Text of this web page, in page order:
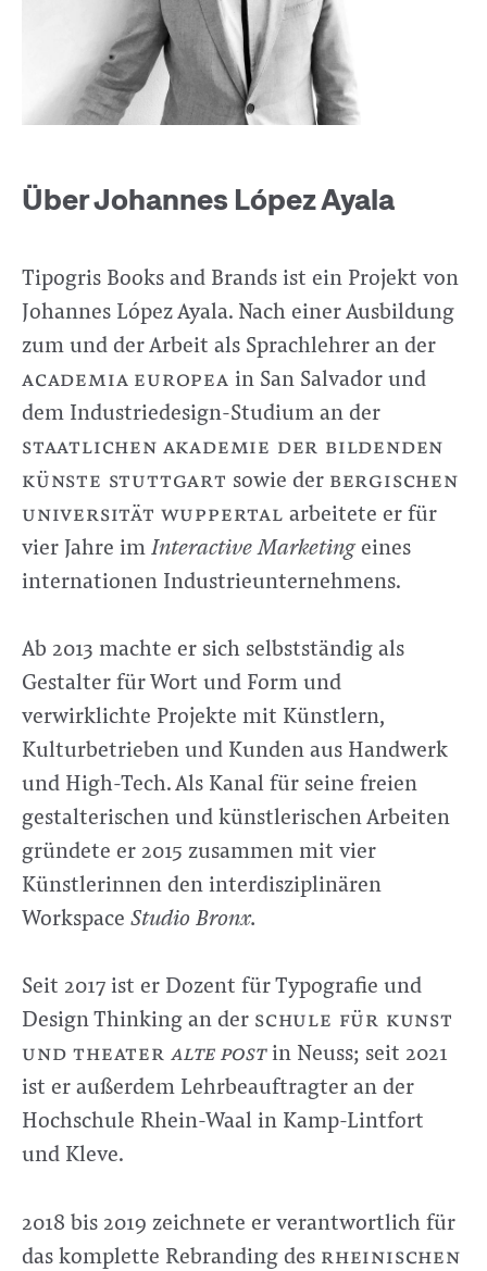
Über Johannes López Ayala
Tipogris Books and Brands ist ein Projekt von
Johannes López Ayala. Nach einer Ausbildung
zum und der Arbeit als Sprachlehrer an der
academia europea in San Salvador und
dem Industriedesign-Studium an der
staatlichen akademie der bildenden
künste stuttgart sowie der bergischen
universität wuppertal arbeitete er für
vier Jahre im Interactive Marketingeines
internationen Industrieunternehmens.
Ab 2013 machte er sich selbstständig als
Gestalter für Wort und Form und
verwirklichte Projekte mit Künstlern,
Kulturbetrieben und Kunden aus Handwerk
und High-Tech. Als Kanal für seine freien
gestalterischen und künstlerischen Arbeiten
gründete er 2015 zusammen mit vier
Künstlerinnen den interdisziplinären
Workspace Studio Bronx.
Seit 2017 ist er Dozent für Typografie und
Design Thinking an der schule für kunst
und theaterAlte Postin Neuss; seit 2021
ist er außerdem Lehrbeauftragter an der
Hochschule Rhein-Waal in Kamp-Lintfort
und Kleve.
2018 bis 2019 zeichnete er verantwortlich für
das komplette Rebranding des rheinischen